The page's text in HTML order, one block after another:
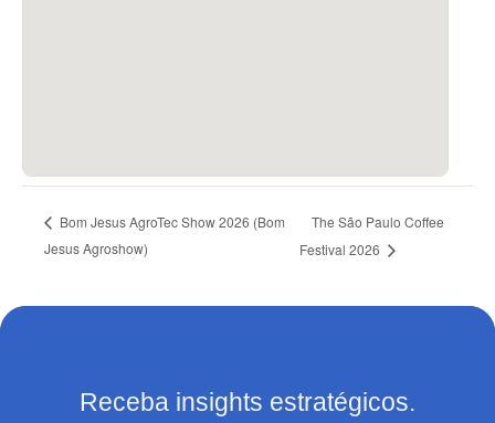
Bom Jesus AgroTec Show 2026 (Bom
Jesus Agroshow)
The São Paulo Coffee
Festival 2026
Receba insights estratégicos.